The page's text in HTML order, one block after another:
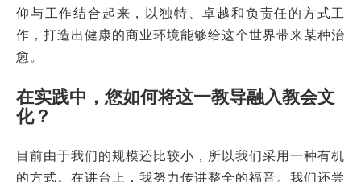
仰与工作结合起来，以独特、卓越和负责任的方式工
作，打造出健康的商业环境能够给这个世界带来某种治
愈。
在实践中，您如何将这一教导融入教会文
化？
目前由于我们的规模还比较小，所以我们采用一种有机
的方式。在讲台上，我努力传讲整全的福音。我们还尝